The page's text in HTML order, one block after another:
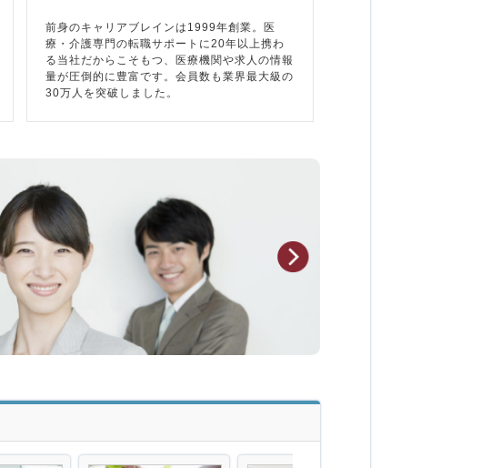
前身のキャリアブレインは1999年創業。医
療・介護専門の転職サポートに20年以上携わ
る当社だからこそもつ、医療機関や求人の情報
量が圧倒的に豊富です。会員数も業界最大級の
30万人を突破しました。